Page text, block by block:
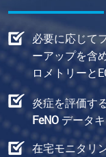
必要に応じて
ーアップを含
ロメトリーと
炎症を評価す
FeNO データ
在宅モニタリ